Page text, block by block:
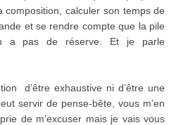
calculer son temps de
et se rendre compte que la pile
a pas de réserve. Et je parle
d’être exhaustive ni d’être une
servir de pense-bête, vous m’en
de m’excuser mais je vais vous